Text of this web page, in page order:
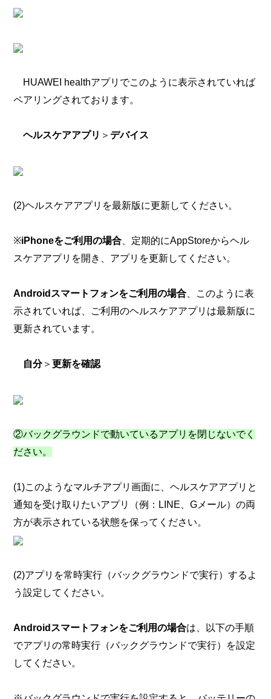
HUAWEI healthアプリでこのように表示されていれば
ペアリングされております。
ヘルスケアアプリ ＞デバイス
(2)ヘルスケアアプリを最新版に更新してください。
※iPhoneをご利用の場合
定期的にAppStoreからヘル
スケアアプリを開き、アプリを更新してください。
Androidスマートフォンをご利用の場合 、このように表
示されていれば、ご利用のヘルスケアアプリは最新版に
更新されています。
自分 ＞更新を確認
②バックグラウンドで動いているアプリを閉じないでく
ださい。
(1)このようなマルチアプリ画面に、ヘルスケアアプリと
通知を受け取りたいアプリ（例：LINE、Gメール）の両
方が表示されている状態を保ってください。
(2)アプリを常時実行（バックグラウンドで実行）するよ
う設定してください。
Androidスマートフォンをご利用の場合は、以下の手順
でアプリの常時実行（バックグラウンドで実行）を設定
してください。